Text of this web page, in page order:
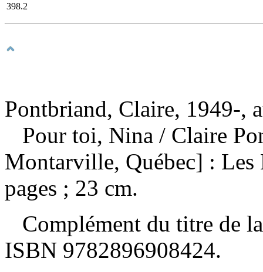
398.2
Pontbriand, Claire, 1949-,
Pour toi, Nina / Claire
Montarville, Québec] :
pages ; 23 cm.
Complément du titre de
ISBN 9782896908424.